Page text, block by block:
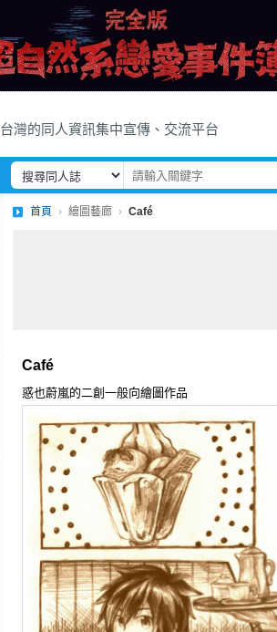
台灣的同人資訊集中宣傳、交流平台
首頁 繪圖藝廊 Café
Café
惑也蔚嵐的二創一般向繪圖作品